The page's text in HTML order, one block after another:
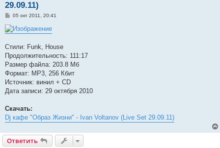
29.09.11)
С
о
б
н
и
05 окт 2011, 20:41
Стили: Funk, House
Продолжительность: 111:17
Размер файла: 203.8 Мб
Формат: MP3, 256 Кбит
Источник: винил + CD
Дата записи: 29 октября 2010
Скачать:
Dj кафе "Образ Жизни" - Ivan Voltanov (Live Set 29.09.11)
Ответить